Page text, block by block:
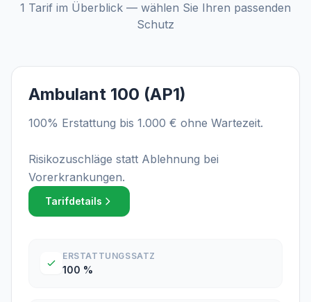
1 Tarif im Überblick — wählen Sie Ihren passenden
Schutz
Ambulant 100 (AP1)
100% Erstattung bis 1.000 € ohne Wartezeit.
Risikozuschläge statt Ablehnung bei
Vorerkrankungen.
Tarifdetails
ERSTATTUNGSSATZ
100 %